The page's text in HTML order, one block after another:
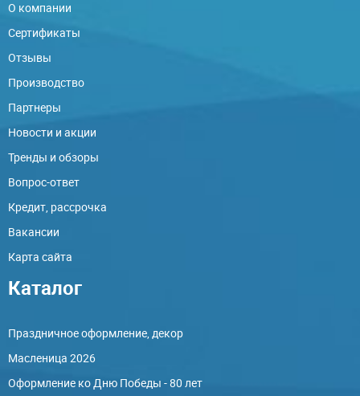
О компании
Сертификаты
Отзывы
Производство
Партнеры
Новости и акции
Тренды и обзоры
Вопрос-ответ
Кредит, рассрочка
Вакансии
Карта сайта
Каталог
Праздничное оформление, декор
Масленица 2026
Оформление ко Дню Победы - 80 лет